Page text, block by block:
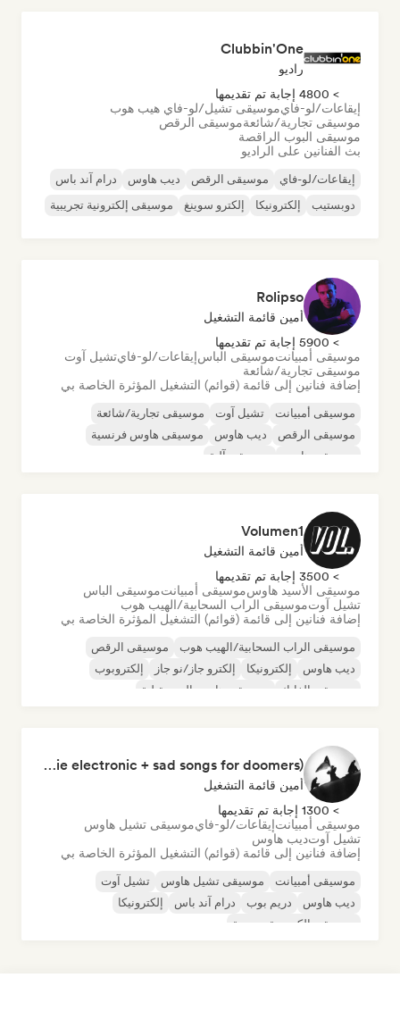
Clubbin'One
راديو
> 4800 إجابة تم تقديمها
إيقاعات/لو-فايموسيقى تشيل/لو-فاي هيب هوب
موسيقى تجارية/شائعةموسيقى الرقص
موسيقى البوب الراقصة
بث الفنانين على الراديو
إيقاعات/لو-فاي موسيقى الرقص ديب هاوس
درام آند باس
دوبستيب
إلكترونيكا إلكترو سوينغ موسيقى إلكترونية تجريبية
Rolipso
أمين قائمة التشغيل
> 5900 إجابة تم تقديمها
موسيقى أمبيانتموسيقى الباسإيقاعات/لو-فايتشيل آوت
موسيقى تجارية/شائعة
إضافة فنانين إلى قائمة (قوائم) التشغيل المؤثرة الخاصة بي
موسيقى أمبيانت تشيل آوت
موسيقى تجارية/شائعة
موسيقى الرقص
ديب هاوس
موسيقى هاوس فرنسية
موسيقى هاوس
موسيقى آلية
Volumen1
أمين قائمة التشغيل
> 3500 إجابة تم تقديمها
موسيقى الأسيد هاوسموسيقى أمبيانتموسيقى الباس
تشيل آوتموسيقى الراب السحابية/الهيب هوب
إضافة فنانين إلى قائمة (قوائم) التشغيل المؤثرة الخاصة بي
موسيقى الراب السحابية/الهيب هوب
موسيقى الرقص
ديب هاوس
إلكترونيكا إلكترو جاز/نو جاز
إلكتروبوب
موسيقى الفانك
موسيقى هاوس المستقبلية
Praesidium (electronic escape + indie electronic + sad songs for doomers)
أمين قائمة التشغيل
> 1300 إجابة تم تقديمها
موسيقى أمبيانتإيقاعات/لو-فايموسيقى تشيل هاوس
تشيل آوتديب هاوس
إضافة فنانين إلى قائمة (قوائم) التشغيل المؤثرة الخاصة بي
موسيقى أمبيانت موسيقى تشيل هاوس
تشيل آوت
ديب هاوس
دريم بوب درام آند باس
إلكترونيكا
موسيقى إلكترونية تجريبية